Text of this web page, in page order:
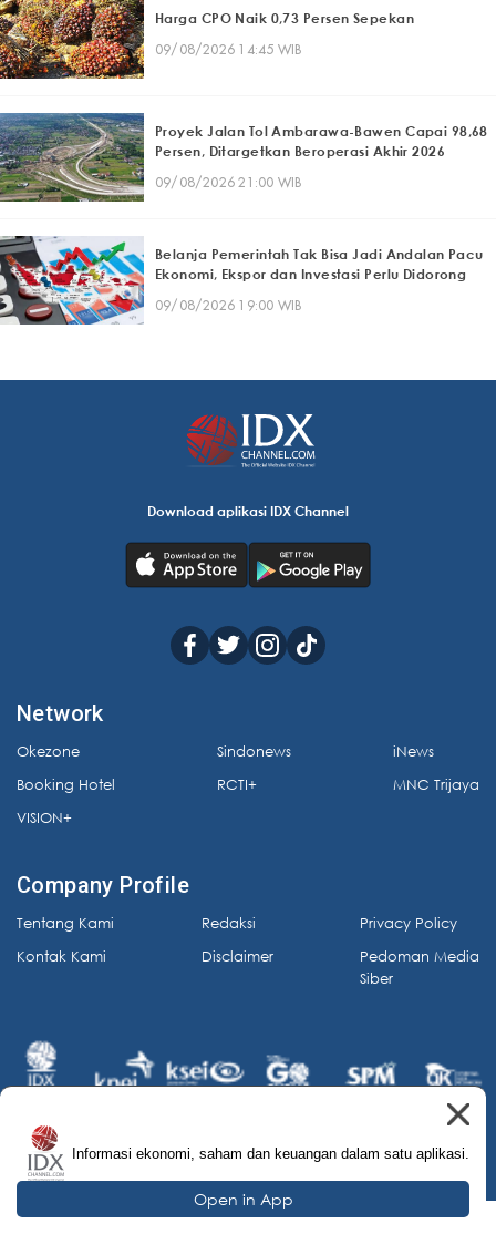
Harga CPO Naik 0,73 Persen Sepekan
09/08/2026 14:45 WIB
Proyek Jalan Tol Ambarawa-Bawen Capai 98,68
Persen, Ditargetkan Beroperasi Akhir 2026
09/08/2026 21:00 WIB
Belanja Pemerintah Tak Bisa Jadi Andalan Pacu
Ekonomi, Ekspor dan Investasi Perlu Didorong
09/08/2026 19:00 WIB
Download aplikasi IDX Channel
Network
Okezone
Booking Hotel
VISION+
Sindonews
RCTI+
iNews
MNC Trijaya
Company Profile
Tentang Kami
Kontak Kami
Redaksi
Disclaimer
Privacy Policy
Pedoman Media
Siber
© 2026 IDX Channel. All Rights Reserved.
Informasi ekonomi, saham dan keuangan dalam satu aplikasi.
Open in App